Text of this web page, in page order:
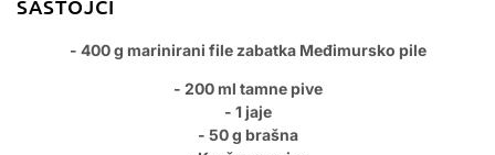
SASTOJCI
- 400 g marinirani file zabatka Međimursko pile
- 200 ml tamne pive
- 1 jaje
- 50 g brašna